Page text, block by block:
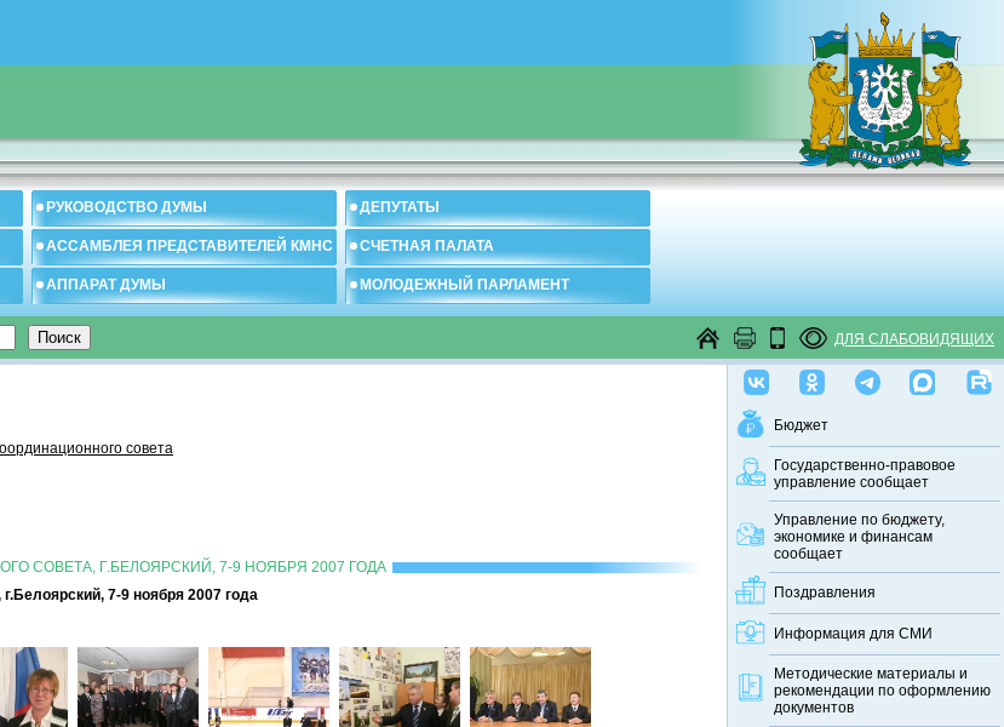
РУКОВОДСТВО ДУМЫ ДЕПУТАТЫ
АССАМБЛЕЯ ПРЕДСТАВИТЕЛЕЙ КМНС СЧЕТНАЯ ПАЛАТА
АППАРАТ ДУМЫ МОЛОДЕЖНЫЙ ПАРЛАМЕНТ
ДЛЯ СЛАБОВИДЯЩИХ
Бюджет
Государственно-правовое
управление сообщает
Управление по бюджету,
экономике и финансам
сообщает
Поздравления
Информация для СМИ
Методические материалы и
рекомендации по оформлению
документов
совета
СОВЕТА, Г.БЕЛОЯРСКИЙ, 7-9 НОЯБРЯ 2007 ГОДА
7-9 ноября 2007 года